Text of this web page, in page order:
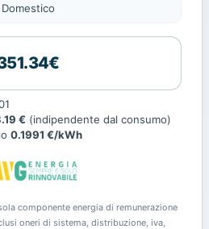
Domestico
€ (indipendente dal consumo)
0.1991 €/kWh
componente energia di remunerazione
oneri di sistema, distribuzione, iva,